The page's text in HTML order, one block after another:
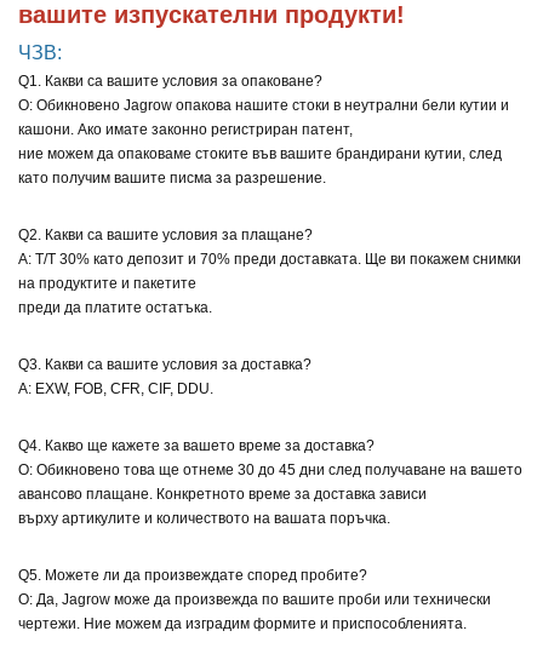
вашите изпускателни продукти!
ЧЗВ:
Q1. Какви са вашите условия за опаковане?
О: Обикновено Jagrow опакова нашите стоки в неутрални бели кутии и
кашони. Ако имате законно регистриран патент,
ние можем да опаковаме стоките във вашите брандирани кутии, след
като получим вашите писма за разрешение.
Q2. Какви са вашите условия за плащане?
A: T/T 30% като депозит и 70% преди доставката. Ще ви покажем снимки
на продуктите и пакетите
преди да платите остатъка.
Q3. Какви са вашите условия за доставка?
A: EXW, FOB, CFR, CIF, DDU.
Q4. Какво ще кажете за вашето време за доставка?
О: Обикновено това ще отнеме 30 до 45 дни след получаване на вашето
авансово плащане. Конкретното време за доставка зависи
върху артикулите и количеството на вашата поръчка.
Q5. Можете ли да произвеждате според пробите?
О: Да, Jagrow може да произвежда по вашите проби или технически
чертежи. Ние можем да изградим формите и приспособленията.